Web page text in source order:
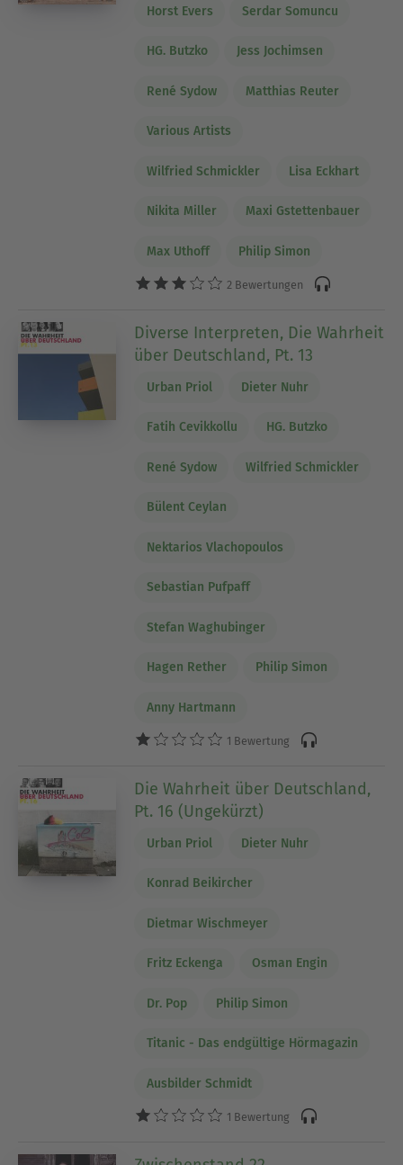
Horst Evers Serdar Somuncu
HG. Butzko Jess Jochimsen
René Sydow Matthias Reuter
Various Artists
Wilfried Schmickler Lisa Eckhart
Nikita Miller Maxi Gstettenbauer
Max Uthoff Philip Simon
2 Bewertungen
Diverse Interpreten, Die Wahrheit
über Deutschland, Pt. 13
Urban Priol Dieter Nuhr
Fatih Cevikkollu HG. Butzko
René Sydow Wilfried Schmickler
Bülent Ceylan
Nektarios Vlachopoulos
Sebastian Pufpaff
Stefan Waghubinger
Hagen Rether Philip Simon
Anny Hartmann
1 Bewertung
Die Wahrheit über Deutschland,
Pt. 16 (Ungekürzt)
Urban Priol Dieter Nuhr
Konrad Beikircher
Dietmar Wischmeyer
Fritz Eckenga Osman Engin
Dr. Pop Philip Simon
Titanic - Das endgültige Hörmagazin
Ausbilder Schmidt
1 Bewertung